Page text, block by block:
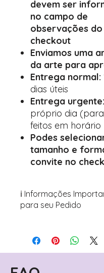
devem ser
no campo de
observações do
checkout
Enviamos uma
da arte para
Entrega normal:
dias úteis
Entrega urgente:
próprio dia
feitos em horário
Podes
tamanho e
convite no
ℹ️ Informações
para seu Pedido
Avance para a página
(próximo passo após o
Encontre o campo de
Pedido"